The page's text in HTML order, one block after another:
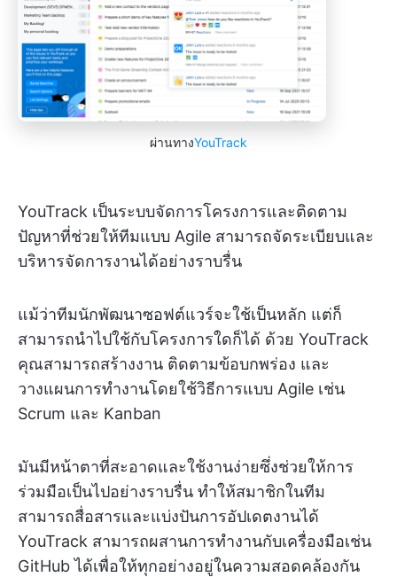
ผ่านทางYouTrack
YouTrack เป็นระบบจัดการโครงการและติดตาม
ปัญหาที่ช่วยให้ทีมแบบ Agile สามารถจัดระเบียบและ
บริหารจัดการงานได้อย่างราบรื่น
แม้ว่าทีมนักพัฒนาซอฟต์แวร์จะใช้เป็นหลัก แต่ก็
สามารถนำไปใช้กับโครงการใดก็ได้ ด้วย YouTrack
คุณสามารถสร้างงาน ติดตามข้อบกพร่อง และ
วางแผนการทำงานโดยใช้วิธีการแบบ Agile เช่น
Scrum และ Kanban
มันมีหน้าตาที่สะอาดและใช้งานง่ายซึ่งช่วยให้การ
ร่วมมือเป็นไปอย่างราบรื่น ทำให้สมาชิกในทีม
สามารถสื่อสารและแบ่งปันการอัปเดตงานได้
YouTrack สามารถผสานการทำงานกับเครื่องมือเช่น
GitHub ได้เพื่อให้ทุกอย่างอยู่ในความสอดคล้องกัน